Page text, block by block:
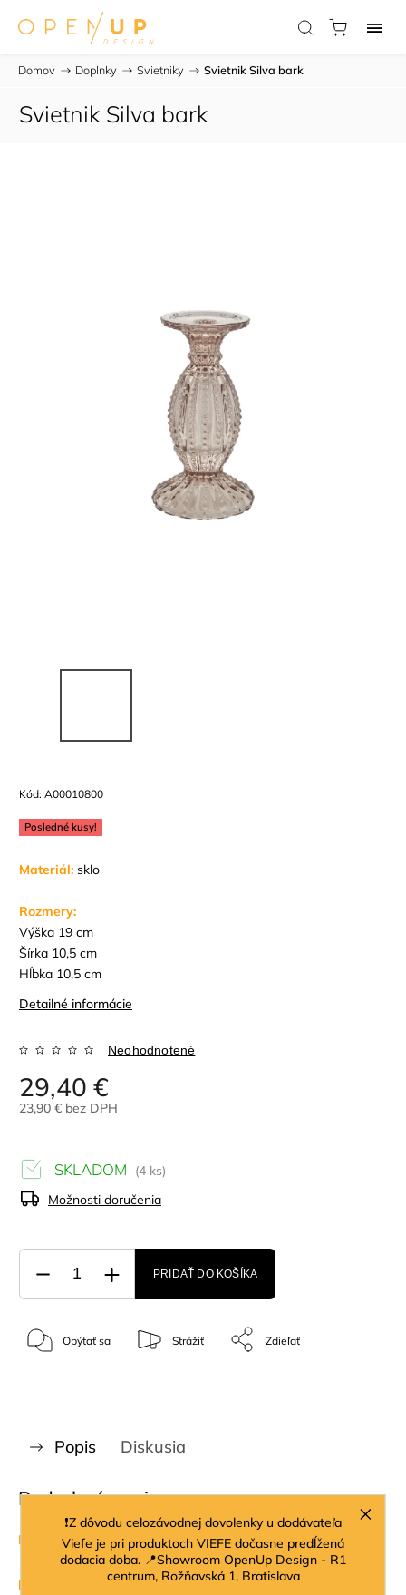
❗Z dôvodu celozávodnej dovolenky u dodávateľa
Viefe je pri produktoch VIEFE dočasne predĺžená
dodacia doba. 📍Showroom OpenUp Design - R1
centrum, Rožňavská 1, Bratislava
Domov / Doplnky / Svietniky / Svietnik Silva bark
Svietnik Silva bark
Kód: A00010800
Posledné kusy!
Materiál: sklo
Rozmery:
Výška 19 cm
Šírka 10,5 cm
Hĺbka 10,5 cm
Detailné informácie
Neohodnotené
29,40 €
23,90 € bez DPH
SKLADOM
(4 ks)
Možnosti doručenia
PRIDAŤ DO KOŠÍKA
Opýtať sa Strážiť Zdieľať
Popis Diskusia
Podrobný popis
Materiál:sklo
Rozmery: